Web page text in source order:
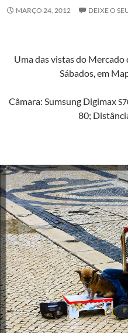
MARÇO 24, 2012 DEIXE O
Uma das vis­tas do Mer­ca­do
Sába­dos, em
Câmara: Sum­sung Digi­max
80;